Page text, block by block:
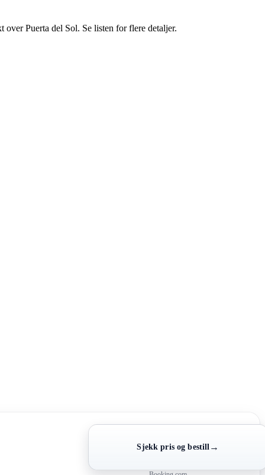
over Puerta del Sol. Se listen for flere detaljer.
Sjekk pris og bestill →